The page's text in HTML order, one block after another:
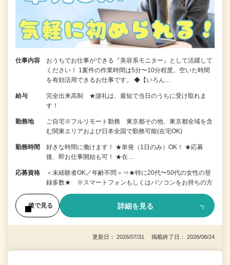
仕事内容
おうちでお仕事ができる『美容系モニター』として活躍して
ください！ 1案件の作業時間は5分〜10分程度。空いた時間
を有効活用できるお仕事です。 ◆【いろん…
給与
完全出来高制 ★謝礼は、最短で当日のうちに受け取れま
す！
勤務地
ご自宅※フルリモート勤務 東京都その他、東京都全域を含
む関東エリアおよび日本全国で勤務可能(在宅OK)
勤務時間
好きな時間に働けます！ ★単発（1日のみ）OK！ ★応募
後、即お仕事開始も可！ ★在…
応募資格
＜未経験者OK／年齢不問＞⇒★特に20代〜50代の女性の登
録多数★ ※スマートフォンもしくはパソコンをお持ちの方
後で見る 詳細を見る
更新日： 2026/07/31 掲載終了日： 2026/08/24